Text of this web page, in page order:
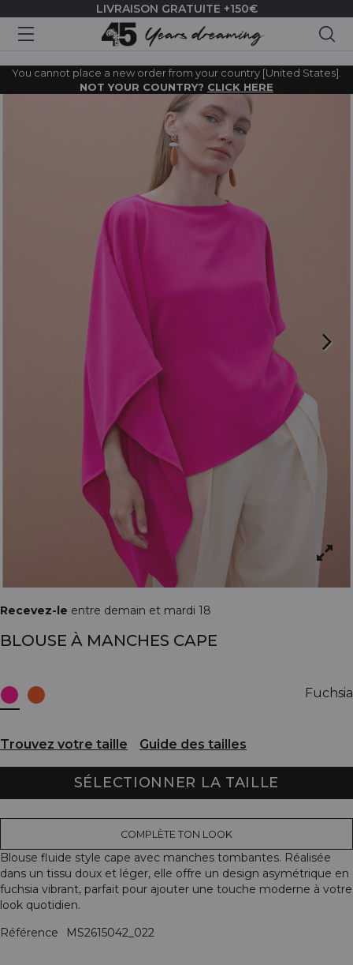
LIVRAISON GRATUITE +150€
You cannot place a new order from your country [United States].
NOT YOUR COUNTRY? CLICK HERE
Recevez-le entre demain et mardi 18
BLOUSE À MANCHES CAPE
Fuchsia
Trouvez votre taille Guide des tailles
SÉLECTIONNER LA TAILLE
COMPLÈTE TON LOOK
Blouse fluide style cape avec manches tombantes. Réalisée
dans un tissu doux et léger, elle offre un design asymétrique en
fuchsia vibrant, parfait pour ajouter une touche moderne à votre
look quotidien.
Référence
MS2615042_022